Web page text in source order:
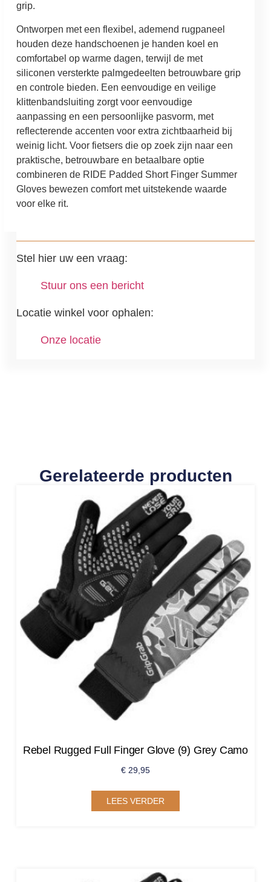
grip.
Ontworpen met een flexibel, ademend rugpaneel
houden deze handschoenen je handen koel en
comfortabel op warme dagen, terwijl de met
siliconen versterkte palmgedeelten betrouwbare grip
en controle bieden. Een eenvoudige en veilige
klittenbandsluiting zorgt voor eenvoudige
aanpassing en een persoonlijke pasvorm, met
reflecterende accenten voor extra zichtbaarheid bij
weinig licht. Voor fietsers die op zoek zijn naar een
praktische, betrouwbare en betaalbare optie
combineren de RIDE Padded Short Finger Summer
Gloves bewezen comfort met uitstekende waarde
voor elke rit.
Stel hier uw een vraag:
Stuur ons een bericht
Locatie winkel voor ophalen:
Onze locatie
Gerelateerde producten
Rebel Rugged Full Finger Glove (9) Grey Camo
€ 29,95
LEES VERDER